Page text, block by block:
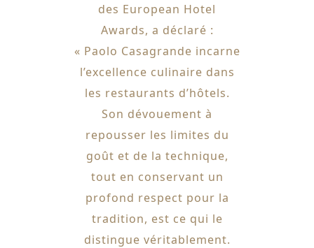
des European Hotel
Awards, a déclaré :
« Paolo Casagrande incarne
l’excellence culinaire dans
les restaurants d’hôtels.
Son dévouement à
repousser les limites du
goût et de la technique,
tout en conservant un
profond respect pour la
tradition, est ce qui le
distingue véritablement.